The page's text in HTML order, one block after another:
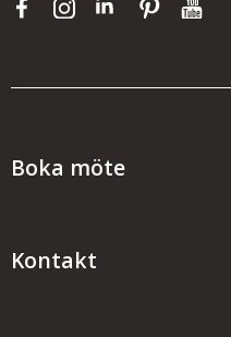
Boka möte
Kontakt